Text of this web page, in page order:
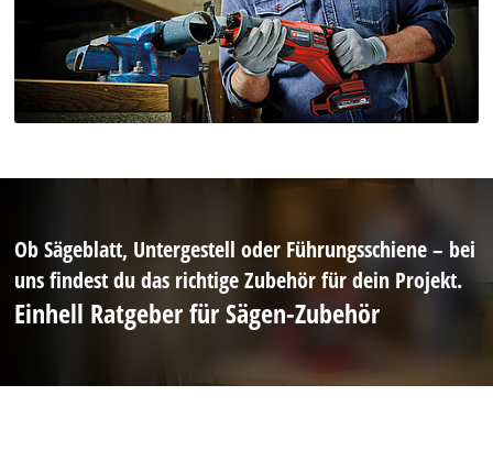
Ob Sägeblatt, Untergestell oder Führungsschiene – bei
uns findest du das richtige Zubehör für dein Projekt.
Einhell Ratgeber für Sägen-Zubehör